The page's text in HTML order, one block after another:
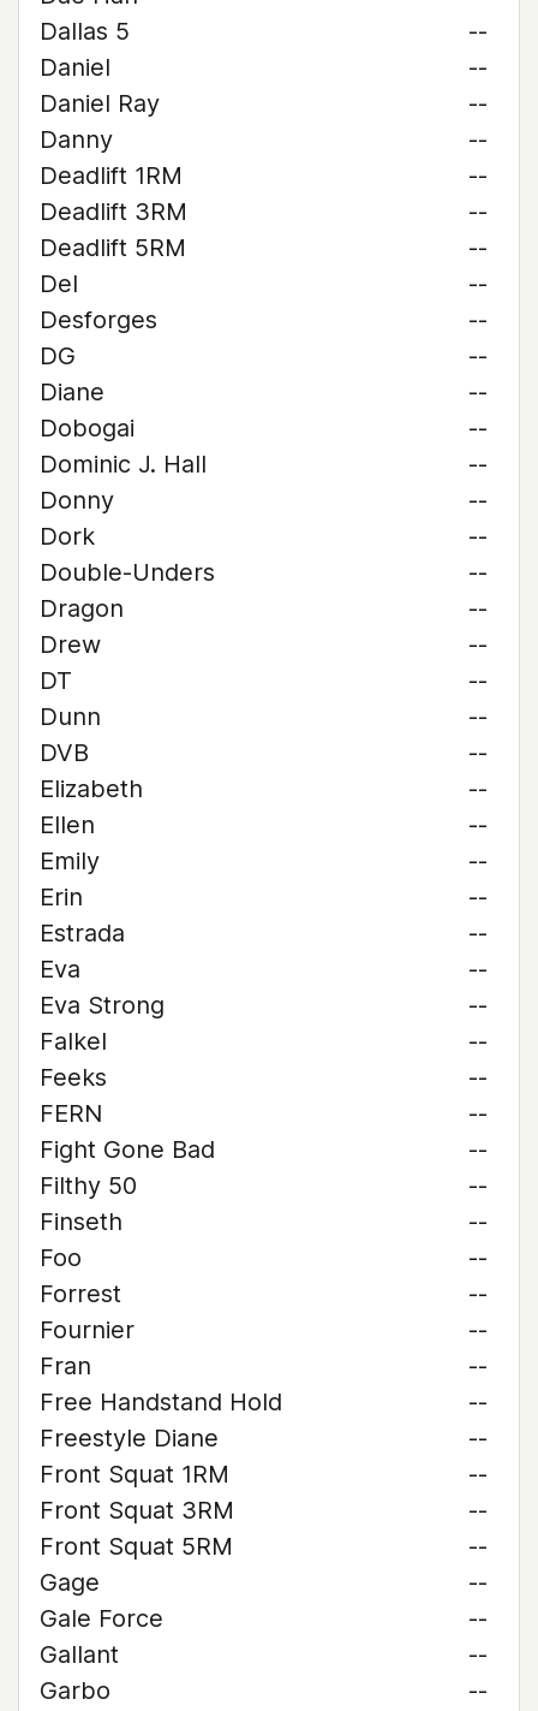
Dallas 5
--
Daniel
--
Daniel Ray
--
Danny
--
Deadlift 1RM
--
Deadlift 3RM
--
Deadlift 5RM
--
Del
--
Desforges
--
DG
--
Diane
--
Dobogai
--
Dominic J. Hall
--
Donny
--
Dork
--
Double-Unders
--
Dragon
--
Drew
--
DT
--
Dunn
--
DVB
--
Elizabeth
--
Ellen
--
Emily
--
Erin
--
Estrada
--
Eva
--
Eva Strong
--
Falkel
--
Feeks
--
FERN
--
Fight Gone Bad
--
Filthy 50
--
Finseth
--
Foo
--
Forrest
--
Fournier
--
Fran
--
Free Handstand Hold
--
Freestyle Diane
--
Front Squat 1RM
--
Front Squat 3RM
--
Front Squat 5RM
--
Gage
--
Gale Force
--
Gallant
--
Garbo
--